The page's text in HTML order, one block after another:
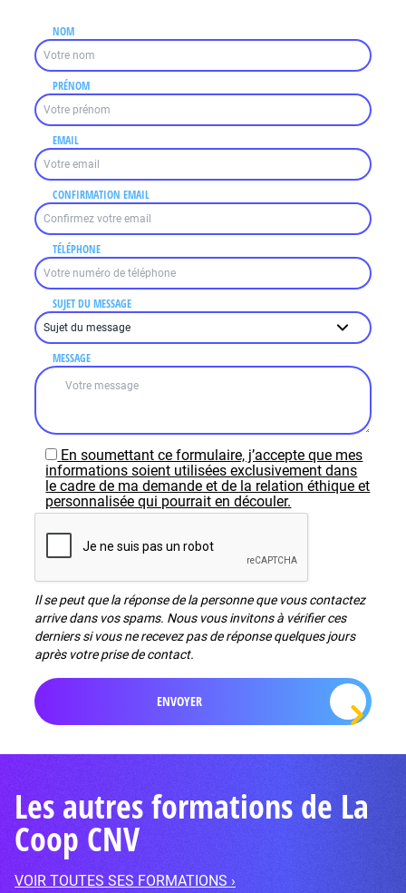
NOM
PRÉNOM
EMAIL
CONFIRMATION EMAIL
TÉLÉPHONE
SUJET DU MESSAGE
MESSAGE
En soumettant ce formulaire, j’accepte que mes
informations soient utilisées exclusivement dans
le cadre de ma demande et de la relation éthique et
personnalisée qui pourrait en découler.
Il se peut que la réponse de la personne que vous contactez
arrive dans vos spams. Nous vous invitons à vérifier ces
derniers si vous ne recevez pas de réponse quelques jours
après votre prise de contact.
Les autres formations de La
Coop CNV
VOIR TOUTES SES FORMATIONS ›